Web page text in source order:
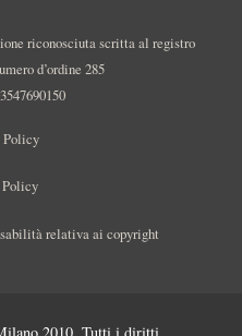
riconosciuta scritta al registro
d’ordine 285
Policy
relativa ai copyright